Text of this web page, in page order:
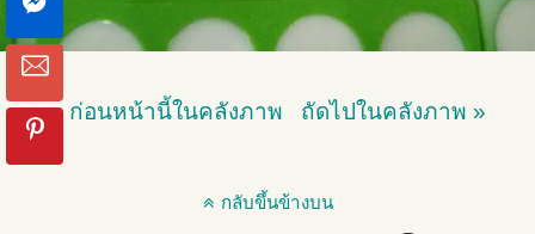
« ก่อนหน้านี้ในคลังภาพ ถัดไปในคลังภาพ »
กลับขึ้นข้างบน